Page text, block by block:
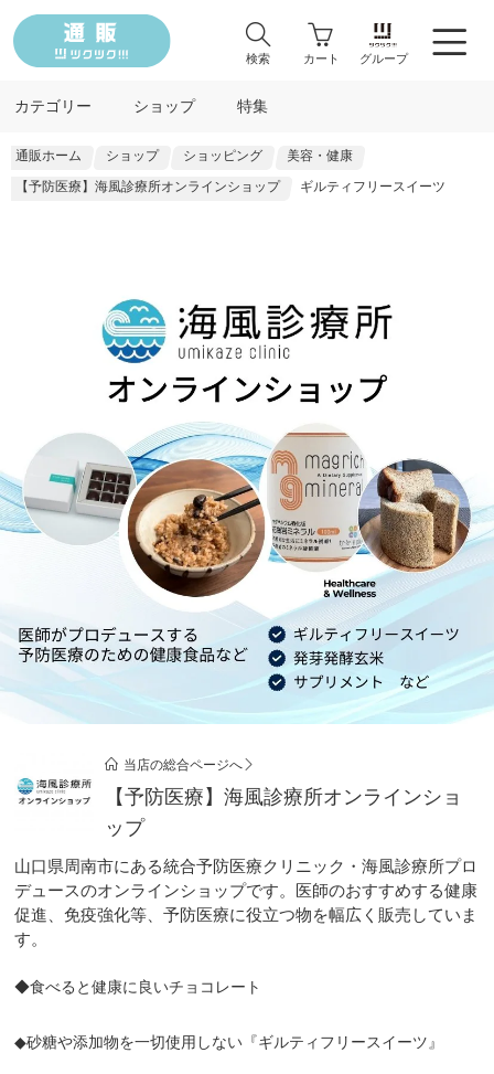
検索 カート グループ
カテゴリー ショップ 特集
通販ホーム ショップ ショッピング
美容・健康
【予防医療】海風診療所オンラインショップ
ギルティフリースイーツ
当店の総合ページへ
【予防医療】海風診療所オンラインショ
ップ
山口県周南市にある統合予防医療クリニック・海風診療所プロ
デュースのオンラインショップです。医師のおすすめする健康
促進、免疫強化等、予防医療に役立つ物を幅広く販売していま
す。
◆食べると健康に良いチョコレート
◆砂糖や添加物を一切使用しない『ギルティフリースイーツ』